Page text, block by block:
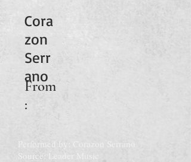
Cora
zon
Serr
ano
From
:
Performed by: Corazon Serrano
Source: Leader Music